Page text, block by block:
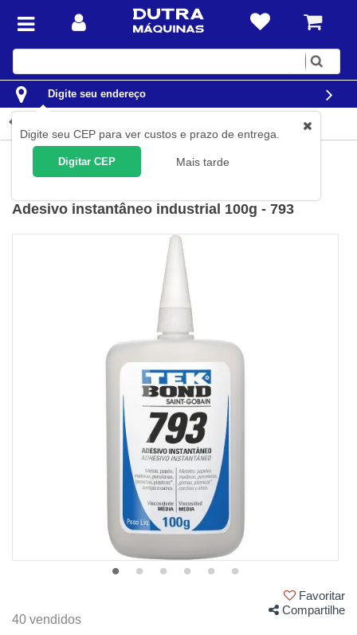
Digite
Digite seu endereço
Digite seu CEP para ver custos e prazo de entrega.
Digitar CEP Mais tarde
Construção Civil Produtos Químicos Fixadores
Adesivo instantâneo industrial 100g - 793
Favoritar
40 vendidos
Compartilhe